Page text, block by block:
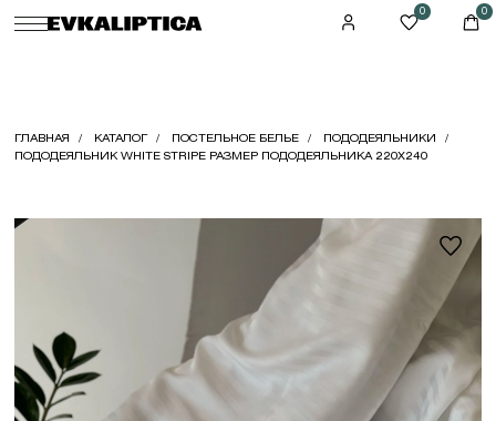
0 0
ГЛАВНАЯ КАТАЛОГ ПОСТЕЛЬНОЕ БЕЛЬЕ
ПОДОДЕЯЛЬНИКИ
ПОДОДЕЯЛЬНИК WHITE STRIPE РАЗМЕР ПОДОДЕЯЛЬНИКА 220X240